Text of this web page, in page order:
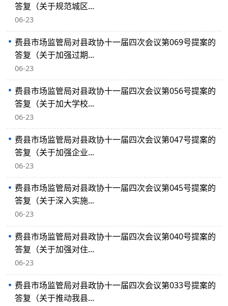
答复（关于规范城区...
06-23
费县市场监管局对县政协十一届四次会议第069号提案的
答复（关于加强过期...
06-23
费县市场监管局对县政协十一届四次会议第056号提案的
答复（关于加大学校...
06-23
费县市场监管局对县政协十一届四次会议第047号提案的
答复（关于加强企业...
06-23
费县市场监管局对县政协十一届四次会议第045号提案的
答复（关于深入实施...
06-23
费县市场监管局对县政协十一届四次会议第040号提案的
答复（关于加强对住...
06-23
费县市场监管局对县政协十一届四次会议第033号提案的
答复（关于推动我县...